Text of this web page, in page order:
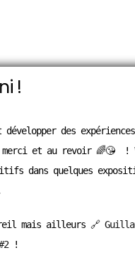
!
des expériences
et au revoir 🌈😘 !
dans quelques
mais ailleurs 🔗
!